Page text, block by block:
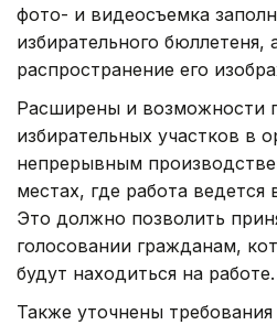
фото- и видеосъемка
избирательного бюллетеня,
распространение его
Расширены и возможности
избирательных участков в
непрерывным
местах, где работа
Это должно позволить
голосовании гражданам,
будут находиться на работе.
Также уточнены